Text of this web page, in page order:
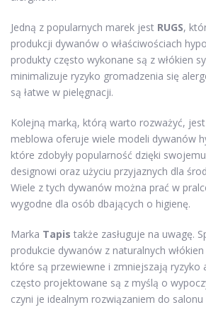
Jedną z popularnych marek jest RUGS,
produkcji dywanów o właściwościach
produkty często wykonane są z włókien
minimalizuje ryzyko gromadzenia się
są łatwe w pielęgnacji.
Kolejną marką, którą warto rozważyć, jest
meblowa oferuje wiele modeli dywanów
które zdobyły popularność dzięki
designowi oraz użyciu przyjaznych dla
Wiele z tych dywanów można prać w
wygodne dla osób dbających o higienę.
Marka Tapis także zasługuje na uwagę.
produkcie dywanów z naturalnych
które są przewiewne i zmniejszają ryzyko
często projektowane są z myślą o
czyni je idealnym rozwiązaniem do salonu